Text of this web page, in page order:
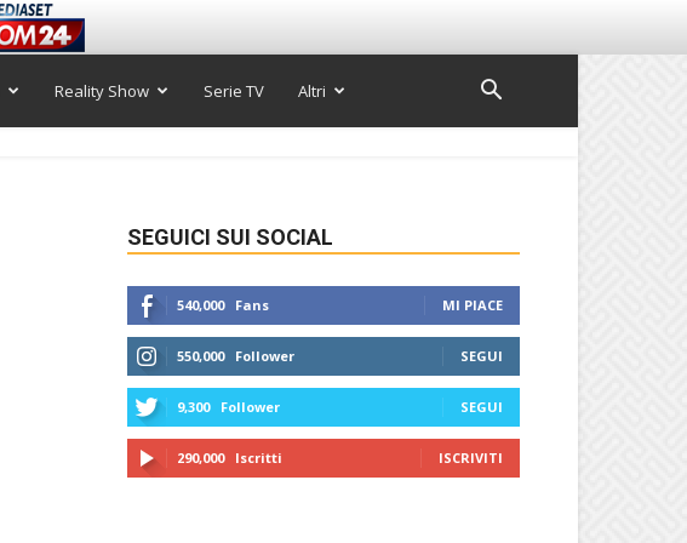
Reality Show Serie TV Altri
SEGUICI SUI SOCIAL
540,000 Fans MI PIACE
550,000 Follower SEGUI
9,300 Follower SEGUI
290,000 Iscritti ISCRIVITI